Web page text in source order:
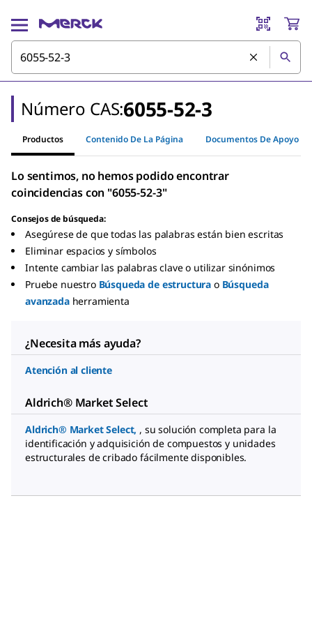
Número CAS:6055-52-3
Productos Contenido De La Página Documentos De Apoyo
Lo sentimos, no hemos podido encontrar
coincidencias con "6055-52-3"
Consejos de búsqueda:
Asegúrese de que todas las palabras están bien escritas
Eliminar espacios y símbolos
Intente cambiar las palabras clave o utilizar sinónimos
Pruebe nuestro Búsqueda de estructura o Búsqueda
avanzada herramienta
¿Necesita más ayuda?
Atención al cliente
Aldrich® Market Select
Aldrich® Market Select, , su solución completa para la
identificación y adquisición de compuestos y unidades
estructurales de cribado fácilmente disponibles.